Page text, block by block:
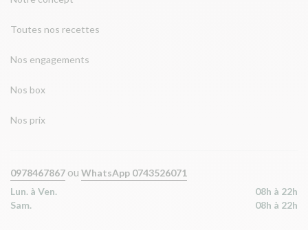
Toutes nos recettes
Nos engagements
Nos box
Nos prix
0978467867 ou WhatsApp 0743526071
Lun. à Ven.
08h à 22h
Sam.
08h à 22h